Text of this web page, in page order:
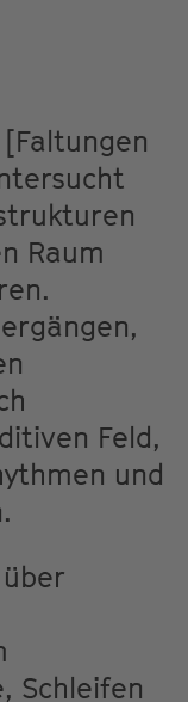
[Faltungen
Raum
Feld,
und
Schleifen